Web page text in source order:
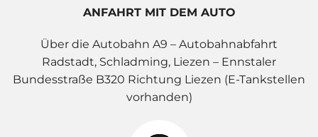
ANFAHRT MIT DEM AUTO
Über die Autobahn A9 – Autobahnabfahrt
Radstadt, Schladming, Liezen – Ennstaler
Bundesstraße B320 Richtung Liezen (E-Tankstellen
vorhanden)